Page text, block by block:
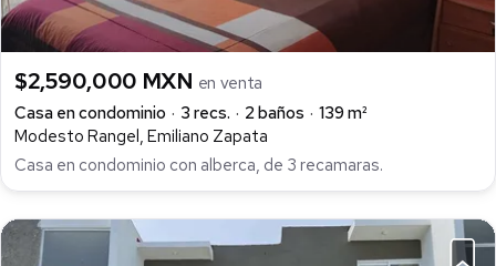
$2,590,000 MXN en venta
Casa en condominio
3 recs. 2 baños
139 m²
Modesto Rangel, Emiliano Zapata
Casa en condominio con alberca, de 3 recamaras.